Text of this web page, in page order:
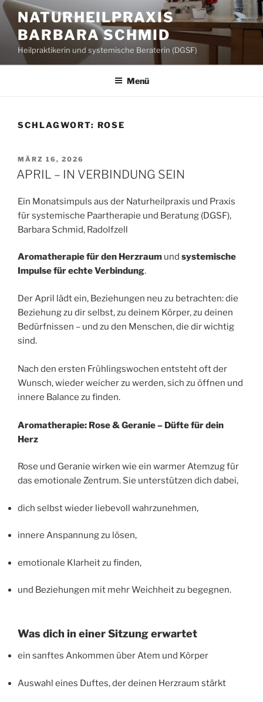
Zum
Inhalt
springen
NATURHEILPRAXIS
BARBARA SCHMID
Heilpraktikerin und systemische Beraterin (DGSF)
Menü
SCHLAGWORT: ROSE
VERÖFFENTLICHT
AM
MÄRZ 16, 2026
APRIL – IN VERBINDUNG SEIN
Ein Monatsimpuls aus der Naturheilpraxis und Praxis
für systemische Paartherapie und Beratung (DGSF),
Barbara Schmid, Radolfzell
Aromatherapie für den Herzraum und systemische
Impulse für echte Verbindung.
Der April lädt ein, Beziehungen neu zu betrachten: die
Beziehung zu dir selbst, zu deinem Körper, zu deinen
Bedürfnissen – und zu den Menschen, die dir wichtig
sind.
Nach den ersten Frühlingswochen entsteht oft der
Wunsch, wieder weicher zu werden, sich zu öffnen und
innere Balance zu finden.
Aromatherapie: Rose & Geranie – Düfte für dein
Herz
Rose und Geranie wirken wie ein warmer Atemzug für
das emotionale Zentrum. Sie unterstützen dich dabei,
dich selbst wieder liebevoll wahrzunehmen,
innere Anspannung zu lösen,
emotionale Klarheit zu finden,
und Beziehungen mit mehr Weichheit zu begegnen.
Was dich in einer Sitzung erwartet
ein sanftes Ankommen über Atem und Körper
Auswahl eines Duftes, der deinen Herzraum stärkt